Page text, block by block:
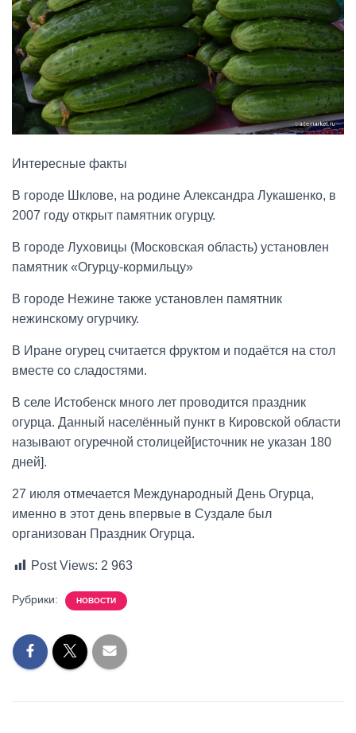
Интересные факты
В городе Шклове, на родине Александра Лукашенко, в
2007 году открыт памятник огурцу.
В городе Луховицы (Московская область) установлен
памятник «Огурцу-кормильцу»
В городе Нежине также установлен памятник
нежинскому огурчику.
В Иране огурец считается фруктом и подаётся на стол
вместе со сладостями.
В селе Истобенск много лет проводится праздник
огурца. Данный населённый пункт в Кировской области
называют огуречной столицей[источник не указан 180
дней].
27 июля отмечается Международный День Огурца,
именно в этот день впервые в Суздале был
организован Праздник Огурца.
Post Views: 2 963
Рубрики: НОВОСТИ